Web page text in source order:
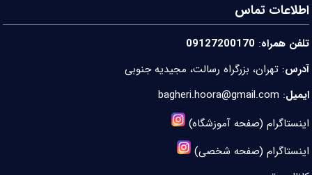
اطلاعات تماس
تلفن همراه:
09127200170
آدرس: تهران، بزرگراه رسالت، مجیدیه جنوبی
ایمیل:
bagheri.hoora@gmail.com
اینستاگرام (صفحه آموزشگاه)
اینستاگرام (صفحه شخصی)